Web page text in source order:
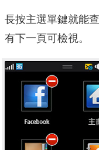
長按主選單鍵就能
有下一頁可檢視。